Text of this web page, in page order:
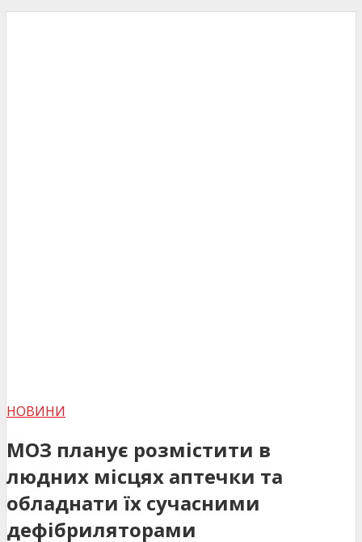
НОВИНИ
МОЗ планує розмістити в
людних місцях аптечки та
обладнати їх сучасними
дефібриляторами